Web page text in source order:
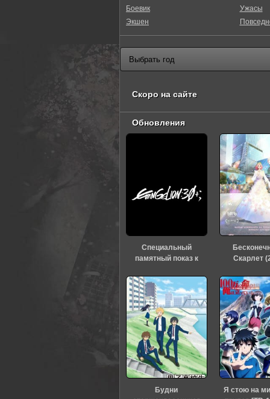
Боевик
Экшен
Ужасы
Скоро на сайте
Обновления
Специальный
памятный показ к
«Евангелиона» (2026)
Скарлет
Будни
Я стою на